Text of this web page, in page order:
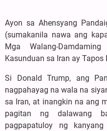
Ayon sa Ahensyang
(sumakanila nawa ang
Mga Walang-
Kasunduan sa Iran ay Tapos
Si Donald Trump, ang
nagpahayag na wala na
sa Iran, at inangkin na ang
pagitan ng dalawang
pagpapatuloy ng